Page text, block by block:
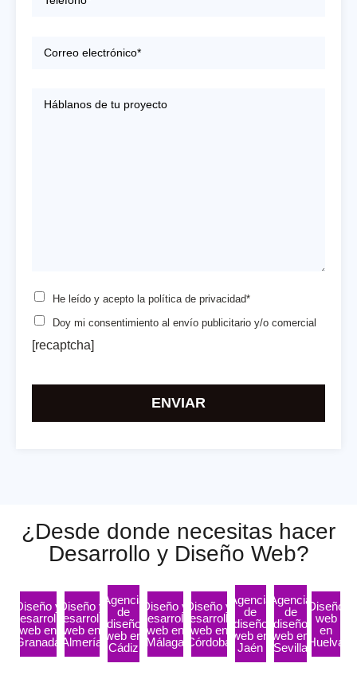
He leído y acepto la política de privacidad*
Doy mi consentimiento al envío publicitario y/o comercial
[recaptcha]
deja
vacío.
¿Desde donde necesitas hacer
Desarrollo y Diseño Web?
Diseño y
Desarrollo
web en
Granada
Diseño y
desarrollo
web en
Almería
Agencia
de
diseño
web en
Cádiz
Diseño y
Desarrollo
web en
Málaga
Diseño y
desarrollo
web en
Córdoba
Agencia
de
diseño
web en
Jaén
Agencia
de
diseño
web en
Sevilla
Diseño
web
en
Huelva